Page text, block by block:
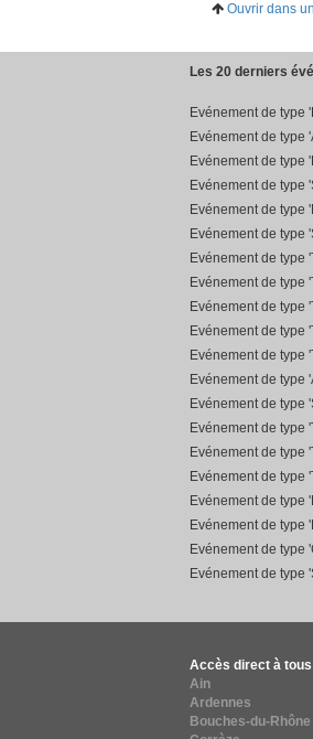
Ouvrir dans
Les 20 derniers
Evénement de type
Evénement de type
Evénement de type
Evénement de type
Evénement de type
Evénement de type
Evénement de type
Evénement de type
Evénement de type
Evénement de type
Evénement de type
Evénement de type
Evénement de type
Evénement de type
Evénement de type
Evénement de type
Evénement de type
Evénement de type
Evénement de type
Evénement de type
Accès direct à
Ain
Ardennes
Bouches-du-Rhône